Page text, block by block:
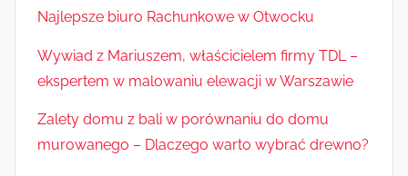
Najlepsze biuro Rachunkowe w Otwocku
Wywiad z Mariuszem, właścicielem firmy TDL –
ekspertem w malowaniu elewacji w Warszawie
Zalety domu z bali w porównaniu do domu
murowanego – Dlaczego warto wybrać drewno?